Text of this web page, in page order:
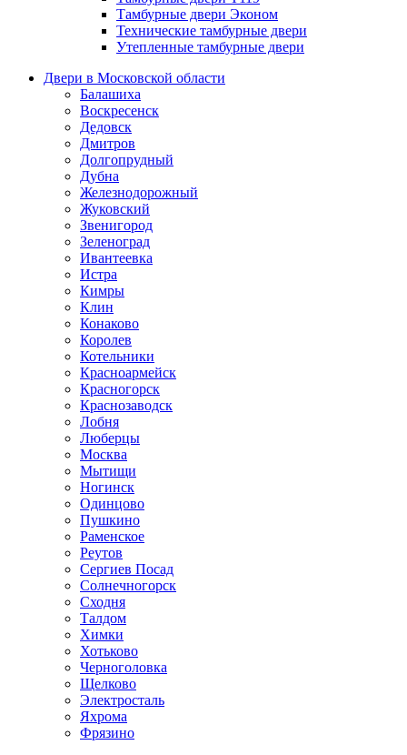
Тамбурные двери Эконом
Технические тамбурные двери
Утепленные тамбурные двери
Двери в Московской области
Балашиха
Воскресенск
Дедовск
Дмитров
Долгопрудный
Дубна
Железнодорожный
Жуковский
Звенигород
Зеленоград
Ивантеевка
Истра
Кимры
Клин
Конаково
Королев
Котельники
Красноармейск
Красногорск
Краснозаводск
Лобня
Люберцы
Москва
Мытищи
Ногинск
Одинцово
Пушкино
Раменское
Реутов
Сергиев Посад
Солнечногорск
Сходня
Талдом
Химки
Хотьково
Черноголовка
Щелково
Электросталь
Яхрома
Фрязино